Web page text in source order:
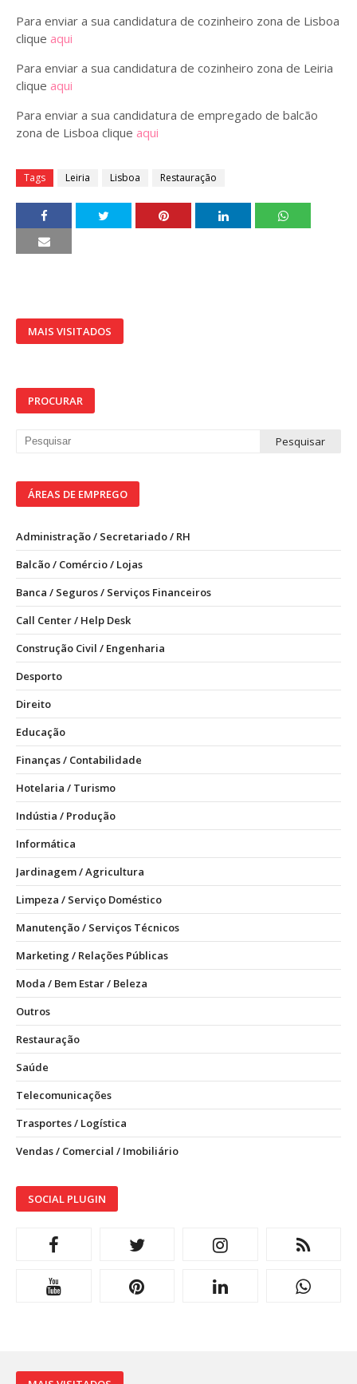
Para enviar a sua candidatura de cozinheiro zona de Lisboa
clique aqui
Para enviar a sua candidatura de cozinheiro zona de Leiria
clique aqui
Para enviar a sua candidatura de empregado de balcão
zona de Lisboa clique aqui
Tags Leiria Lisboa Restauração
MAIS VISITADOS
PROCURAR
ÁREAS DE EMPREGO
Administração / Secretariado / RH
Balcão / Comércio / Lojas
Banca / Seguros / Serviços Financeiros
Call Center / Help Desk
Construção Civil / Engenharia
Desporto
Direito
Educação
Finanças / Contabilidade
Hotelaria / Turismo
Indústia / Produção
Informática
Jardinagem / Agricultura
Limpeza / Serviço Doméstico
Manutenção / Serviços Técnicos
Marketing / Relações Públicas
Moda / Bem Estar / Beleza
Outros
Restauração
Saúde
Telecomunicações
Trasportes / Logística
Vendas / Comercial / Imobiliário
SOCIAL PLUGIN